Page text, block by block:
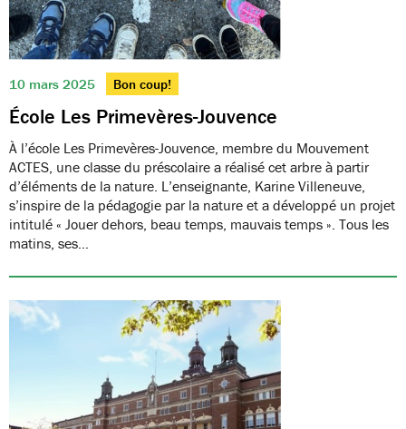
10 mars 2025 Bon coup!
École Les Primevères-Jouvence
À l’école Les Primevères-Jouvence, membre du Mouvement
ACTES, une classe du préscolaire a réalisé cet arbre à partir
d’éléments de la nature. L’enseignante, Karine Villeneuve,
s’inspire de la pédagogie par la nature et a développé un projet
intitulé « Jouer dehors, beau temps, mauvais temps ». Tous les
matins, ses…